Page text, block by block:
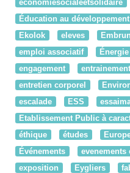
economiesocialeetsolidaire
Éducation au
Ekolok
eleves Embrun
emploi associatif
Énergie
engagement
entrainement
entretien corporel
escalade
ESS
Etablissement Public à
éthique
études
Événements
evenements
exposition
Eygliers